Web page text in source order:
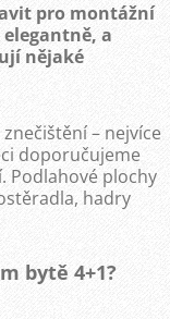
pro montážní
a
nějaké
– nejvíce
doporučujeme
Podlahové plochy
hadry
bytě 4+1?